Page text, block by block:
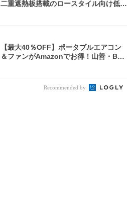
二重遮熱板搭載のロースタイル向け低型
【最大40％OFF】ポータブルエアコン
＆ファンがAmazonでお得！山善・Bo
Recommended by